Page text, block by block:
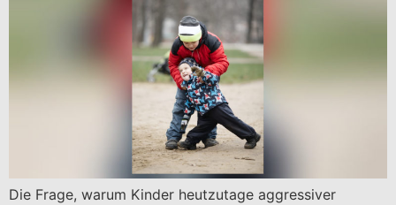
Die Frage, warum Kinder heutzutage aggressiver